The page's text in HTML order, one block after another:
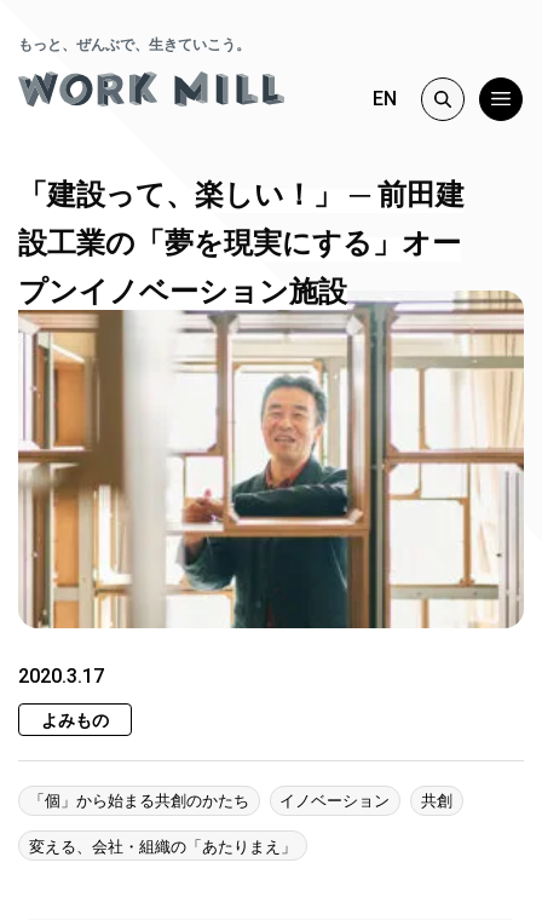
もっと、ぜんぶで、生きていこう。
EN
「建設って、楽しい！」 ─ 前田建
設工業の「夢を現実にする」オー
プンイノベーション施設
2020.3.17
よみもの
「個」から始まる共創のかたち イノベーション 共創
変える、会社・組織の「あたりまえ」